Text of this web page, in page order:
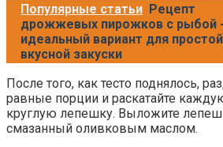
Популярные статьи Рецепт
дрожжевых пирожков с рыбой -
идеальный вариант для
вкусной закуски
После того, как тесто поднялось,
равные порции и раскатайте
круглую лепешку. Выложите
смазанный оливковым маслом.